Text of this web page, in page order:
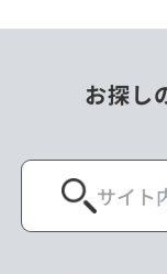
お探し